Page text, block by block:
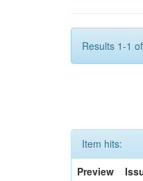
Results 1-1
Item hits:
Preview